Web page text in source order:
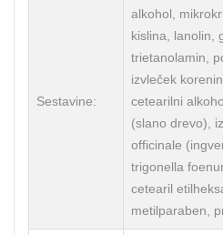
Sestavine:
alkohol,
kislina, lanolin,
trietanolamin,
izvleček
cetearilni
(slano drevo),
officinale
trigonella
cetearil
metilparaben,